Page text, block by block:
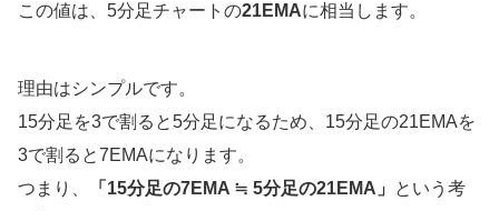
この値は、5分足チャートの21EMAに相当します。
理由はシンプルです。
15分足を3で割ると5分足になるため、15分足の21EMAを
3で割ると7EMAになります。
つまり、
「15分足の7EMA ≒ 5分足の21EMA」
という考